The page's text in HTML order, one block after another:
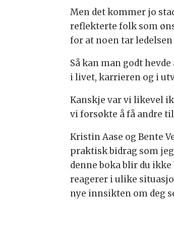
Men det kommer jo
reflekterte folk som
for at noen tar
Så kan man godt
i livet, karrieren og i
Kanskje var vi likevel
vi forsøkte å få andre
Kristin Aase og Bente
praktisk bidrag som
denne boka blir du
reagerer i ulike
nye innsikten om deg